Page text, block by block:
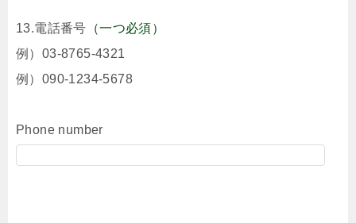
13.電話番号 （一つ必須）
例）03-8765-4321
例）090-1234-5678
Phone number